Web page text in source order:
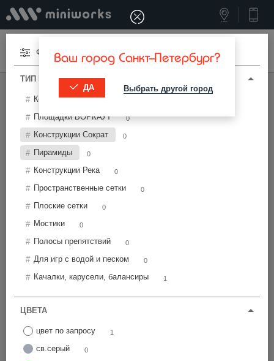
Меню Ваш город Санкт-Петербург?
ДА Выбрать другой город
МИНИВОРКС ПРО /КОНСТРУКЦИИ МАФ
Фильтры
ТИП И ПАРАМЕТРЫ
Конструкции Модуль
Площадки ВОРКАУТ 0
Конструкции Сократ 0
Пирамиды 0
Конструкции Река 0
Пространственные сетки 0
Плоские сетки 0
Мостики 0
Полосы препятствий 0
Для игр с водой и песком 0
Качалки, карусели, балансиры 1
ЦВЕТА
цвет по запросу 1
св.серый 0
Цена по возрастанию